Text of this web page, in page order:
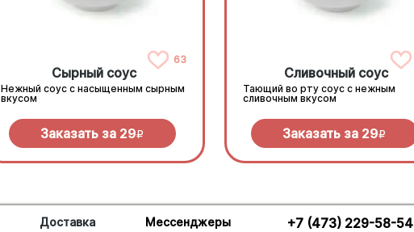
63
Сырный соус
Нежный соус с насыщенным сырным
вкусом
Заказать за 29R
Сливочный соус
Тающий во рту соус с нежным
сливочным вкусом
Заказать за 29R
Доставка
Мессенджеры +7 (473) 229-58-54